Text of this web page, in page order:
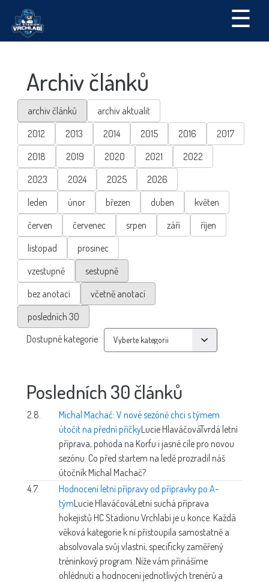
☰
Archiv článků
archiv článků
archiv aktualit
2012
2013 2014 2015 2016
2017
2018
2019 2020 2021
2022
2023
2024 2025
2026
leden
únor březen duben
květen
červen
červenec srpen září
říjen
listopad
prosinec
vzestupně
sestupně
bez anotací
včetně anotací
posledních 30
Dostupné kategorie
Posledních 30 článků
2.8.
Michal Machač: V nové sezóně chci s týmem
útočit na přední příčkyLucie HlaváčováTvrdá letní
příprava, pohoda na Korfu i jasné cíle pro novou
sezónu. Co před startem na ledě prozradil náš
útočník Michal Machač?
4.7.
Hodnocení letní přípravy od přípravky po A-
týmLucie HlaváčováLetní suchá příprava
hokejistů HC Stadionu Vrchlabí je u konce. Každá
věková kategorie k ní přistoupila samostatně a
absolvovala svůj vlastní, specificky zaměřený
tréninkový program. Níže vám přinášíme
ohlédnutí a hodnocení jednotlivých trenérů a